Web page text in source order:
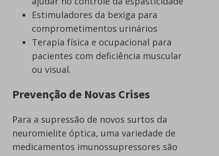
Estimuladores da bexiga para
comprometimentos urinários
Terapia física e ocupacional para
pacientes com deficiência muscular
ou visual.
Prevenção de Novas Crises
Para a supressão de novos surtos da
neuromielite óptica, uma variedade de
medicamentos imunossupressores são